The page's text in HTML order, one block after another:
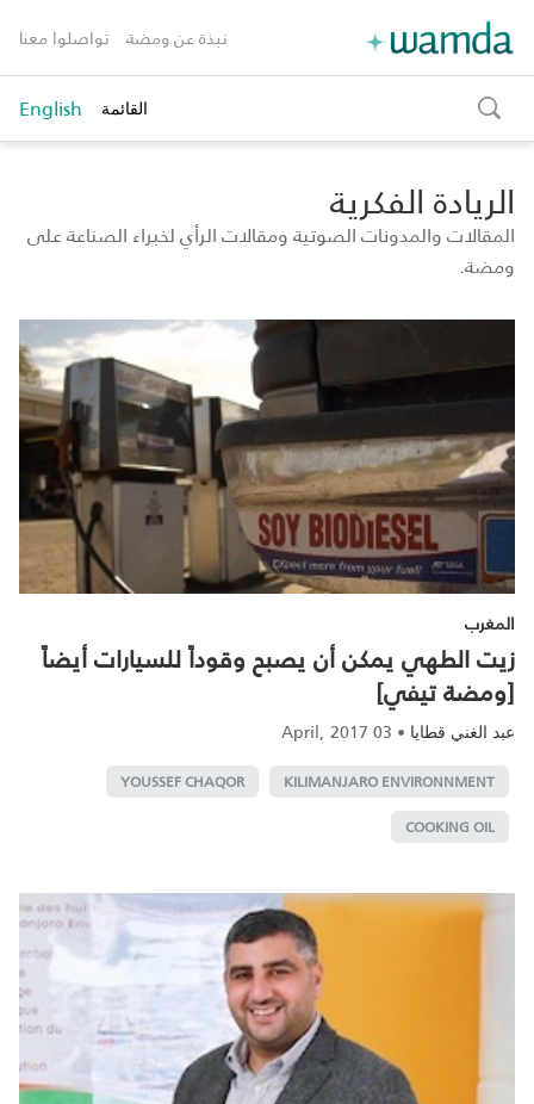
نبذة عن ومضة تواصلوا معنا
toggle
search
القائمة English
الريادة الفكرية
المقالات والمدونات الصوتية ومقالات الرأي لخبراء الصناعة على
ومضة.
المغرب
زيت الطهي يمكن أن يصبح وقوداً للسيارات أيضاً
[ومضة تيفي]
عبد الغني قطايا •
03 April, 2017
KILIMANJARO ENVIRONNMENT
YOUSSEF CHAQOR
COOKING OIL